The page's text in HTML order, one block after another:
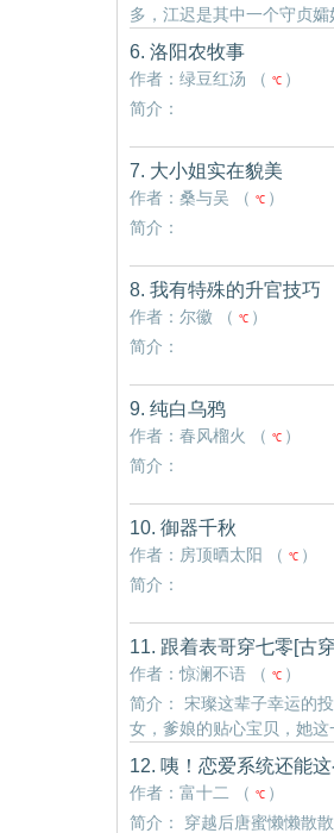
多，江迟是其中一个守贞
场杀戮，江府满门覆灭。
自己的死士，唯一的要求便
天之后，时蕴成了守寡的孀
的死士。表面是跪在脚边，
有她的每一寸。江迟狠辣残
6. 洛阳农牧事
作者：绿豆红汤 （ ℃ ）
简介：
7. 大小姐实在貌美
作者：桑与吴 （ ℃ ）
简介：
8. 我有特殊的升官技巧
作者：尔徽 （ ℃ ）
简介：
9. 纯白乌鸦
作者：春风榴火 （ ℃ ）
简介：
10. 御器千秋
作者：房顶晒太阳 （ ℃ ）
简介：
11. 跟着表哥穿七零[古
作者：惊澜不语 （ ℃ ）
简介： 宋璨这辈子幸运的
女，爹娘的贴心宝贝，她
无双。 可没想到的是，好
命呜呼了。 这上哪儿说理
成。 但..
12. 咦！恋爱系统还能
作者：富十二 （ ℃ ）
简介： 穿越后唐蜜懒懒散